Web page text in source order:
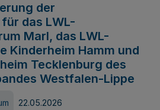
der
das LWL-
Marl, das LWL-
Kinderheim Hamm und
Tecklenburg des
Westfalen-Lippe
22.05.2026